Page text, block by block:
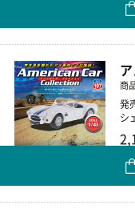
商
発
シ